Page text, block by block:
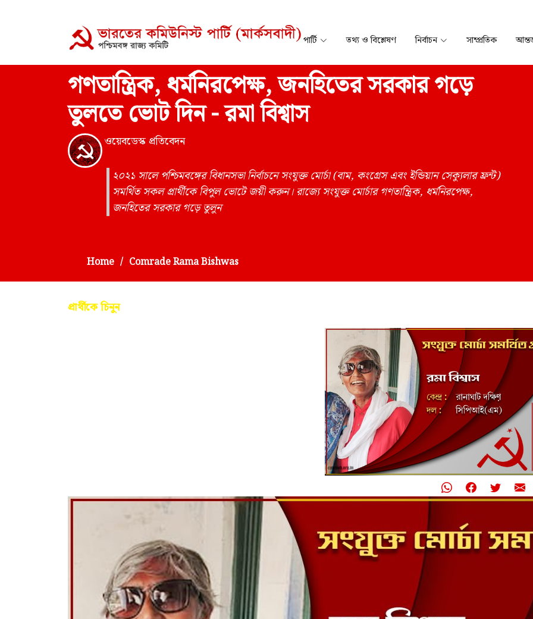
পার্টি তথ্য ও বিশ্লেষণ নির্বাচন সাম্প্রতিক
গণতান্ত্রিক, ধর্মনিরপেক্ষ, জনহিতের সরকার গড়ে
তুলতে ভোট দিন - রমা বিশ্বাস
ওয়েবডেস্ক প্রতিবেদন
২০২১ সালে পশ্চিমবঙ্গের বিধানসভা নির্বাচনে সংযুক্ত মোর্চা (বাম, কংগ্রেস এবং ইন্ডিয়ান সেক্যুলার ফ্রন্ট)
সমর্থিত সকল প্রার্থীকে বিপুল ভোটে জয়ী করুন। রাজ্যে সংযুক্ত মোর্চার গণতান্ত্রিক, ধর্মনিরপেক্ষ,
জনহিতের সরকার গড়ে তুলুন
Home Comrade Rama Bishwas
প্রার্থীকে চিনুন